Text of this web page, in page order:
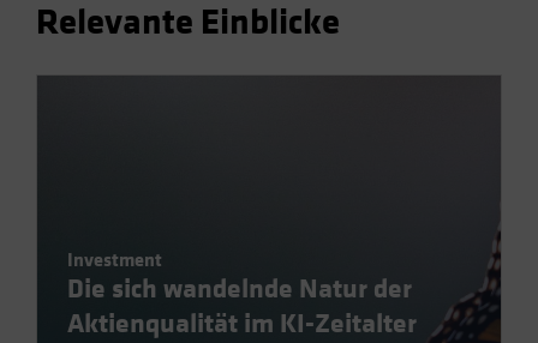
Relevante Einblicke
Investment
Die sich wandelnde Natur der
Aktienqualität im KI-Zeitalter